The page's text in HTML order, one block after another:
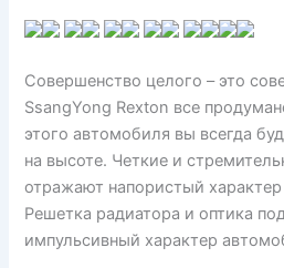
Совершенство целого – это
SsangYong Rexton все
этого автомобиля вы всегда
на высоте. Четкие и
отражают напористый
Решетка радиатора и оптика
импульсивный характер